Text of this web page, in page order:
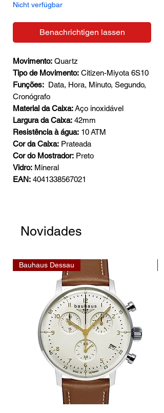
Nicht verfügbar
Benachrichtigen lassen
Movimento: Quartz
Tipo de Movimento: Citizen-Miyota 6S10
Funções: Data, Hora, Minuto, Segundo,
Cronógrafo
Material da Caixa:Aço inoxidável
Largura da Caixa: 42mm
Resistência à água: 10 ATM
Cor da Caixa: Prateada
Cor do Mostrador: Preto
Vidro: Mineral
EAN: 4041338567021
Novidades
Bauhaus Dessau